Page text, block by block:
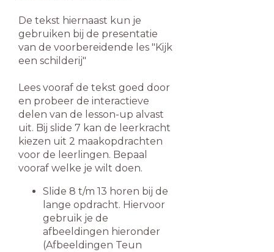
De tekst hiernaast kun je
gebruiken bij de presentatie
van de voorbereidende les "Kijk
een schilderij"
Lees vooraf de tekst goed door
en probeer de interactieve
delen van de lesson-up alvast
uit. Bij slide 7 kan de leerkracht
kiezen uit 2 maakopdrachten
voor de leerlingen. Bepaal
vooraf welke je wilt doen.
Slide 8 t/m 13 horen bij de
lange opdracht. Hiervoor
gebruik je de
afbeeldingen hieronder
(Afbeeldingen Teun